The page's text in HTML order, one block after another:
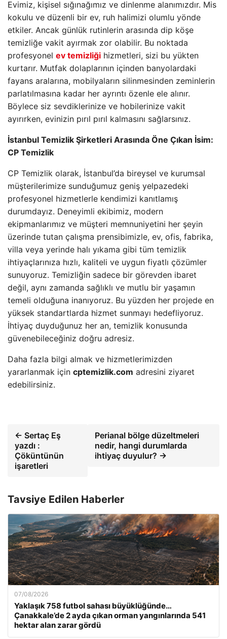
Evimiz, kişisel sığınağımız ve dinlenme alanımızdır. Mis
kokulu ve düzenli bir ev, ruh halimizi olumlu yönde
etkiler. Ancak günlük rutinlerin arasında dip köşe
temizliğe vakit ayırmak zor olabilir. Bu noktada
profesyonel ev temizliği hizmetleri, sizi bu yükten
kurtarır. Mutfak dolaplarının içinden banyolardaki
fayans aralarına, mobilyaların silinmesinden zeminlerin
parlatılmasına kadar her ayrıntı özenle ele alınır.
Böylece siz sevdiklerinize ve hobilerinize vakit
ayırırken, evinizin pırıl pırıl kalmasını sağlarsınız.
İstanbul Temizlik Şirketleri Arasında Öne Çıkan İsim:
CP Temizlik
CP Temizlik olarak, İstanbul’da bireysel ve kurumsal
müşterilerimize sunduğumuz geniş yelpazedeki
profesyonel hizmetlerle kendimizi kanıtlamış
durumdayız. Deneyimli ekibimiz, modern
ekipmanlarımız ve müşteri memnuniyetini her şeyin
üzerinde tutan çalışma prensibimizle, ev, ofis, fabrika,
villa veya yerinde halı yıkama gibi tüm temizlik
ihtiyaçlarınıza hızlı, kaliteli ve uygun fiyatlı çözümler
sunuyoruz. Temizliğin sadece bir görevden ibaret
değil, aynı zamanda sağlıklı ve mutlu bir yaşamın
temeli olduğuna inanıyoruz. Bu yüzden her projede en
yüksek standartlarda hizmet sunmayı hedefliyoruz.
İhtiyaç duyduğunuz her an, temizlik konusunda
güvenebileceğiniz doğru adresiz.
Daha fazla bilgi almak ve hizmetlerimizden
yararlanmak için cptemizlik.com adresini ziyaret
edebilirsiniz.
← Sertaç Eş
yazdı :
Çöküntünün
işaretleri
Perianal bölge düzeltmeleri
nedir, hangi durumlarda
ihtiyaç duyulur? →
Tavsiye Edilen Haberler
07/08/2026
Yaklaşık 758 futbol sahası büyüklüğünde…
Çanakkale’de 2 ayda çıkan orman yangınlarında 541
hektar alan zarar gördü